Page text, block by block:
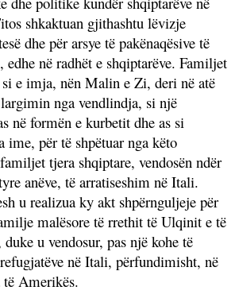
shkaktuan gjithashtu lëvizje
dhe për arsye të pakënaqësive të
në radhët e shqiptarëve. Familjet
e imja, nën Malin e Zi, deri në atë
nga vendlindja, si një
në formën e kurbetit dhe as si
për të shpëtuar nga këto
tjera shqiptare, vendosën ndër
anëve, të arratiseshim në Itali.
u realizua ky akt shpërnguljeje për
malësore të rrethit të Ulqinit e të
u vendosur, pas një kohe të
në Itali, përfundimisht, në
të Amerikës.